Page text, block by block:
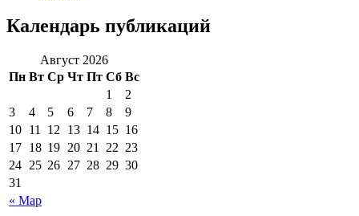
Календарь публикаций
Август 2026
Пн Вт Ср Чт Пт Сб Вс
« Мар
1
2
3
4 5 6 7 8
9
10 11 12 13 14 15 16
17 18 19 20 21 22 23
24 25 26 27 28 29 30
31